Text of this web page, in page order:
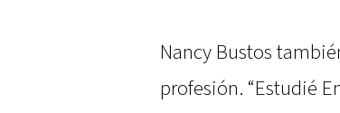
Nancy Bustos
profesión. “Estudié